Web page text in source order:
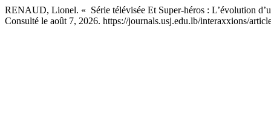
RENAUD, Lionel. « Série télévisée Et Super-héros : L’évolution
Consulté le août 7, 2026. https://journals.usj.edu.lb/interaxxions/